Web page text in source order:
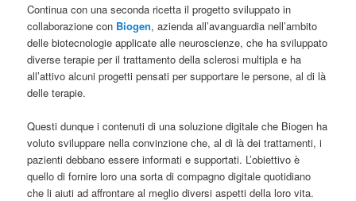
Continua con una seconda ricetta il progetto sviluppato in
collaborazione con Biogen, azienda all’avanguardia nell’ambito
delle biotecnologie applicate alle neuroscienze, che ha sviluppato
diverse terapie per il trattamento della sclerosi multipla e ha
all’attivo alcuni progetti pensati per supportare le persone, al di là
delle terapie.
Questi dunque i contenuti di una soluzione digitale che Biogen ha
voluto sviluppare nella convinzione che, al di là dei trattamenti, i
pazienti debbano essere informati e supportati. L’obiettivo è
quello di fornire loro una sorta di compagno digitale quotidiano
che li aiuti ad affrontare al meglio diversi aspetti della loro vita.